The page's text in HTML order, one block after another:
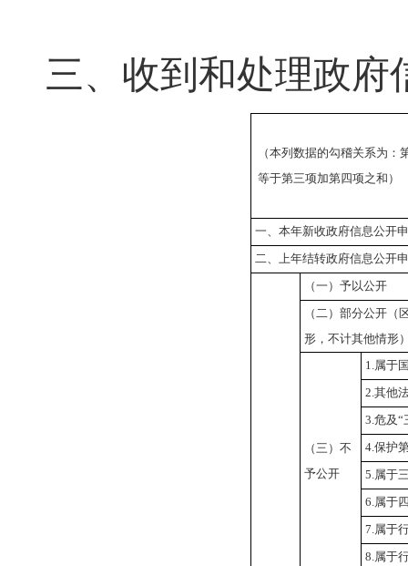
三、收到和处理政府
（本列数据的勾稽关系为：
等于第三项加第四项之和）
一、本年新收政府信息公开
二、上年结转政府信息公开
（一）予以公开
（二）部分公开 （
形，不计其他情形
（三）不
予公开
1.属于
2.其他
3.危及“
4.保护
5.属于
6.属于
7.属于
8.属于